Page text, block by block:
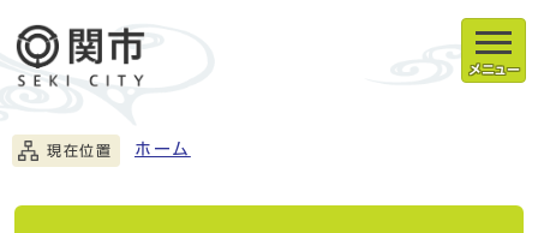
メニュー
現在位置 ホーム